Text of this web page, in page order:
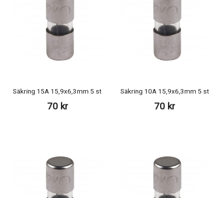
Säkring 15A 15,9x6,3mm 5 st
70 kr
Säkring 10A 15,9x6,3mm 5 st
70 kr